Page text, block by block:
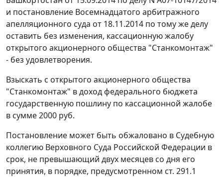
и постановление Восемнадцатого арбитражного
апелляционного суда от 18.11.2014 по тому же делу
оставить без изменения, кассационную жалобу
открытого акционерного общества "Станкомонтаж"
- без удовлетворения.
Взыскать с открытого акционерного общества
"Станкомонтаж" в доход федерального бюджета
государственную пошлину по кассационной жалобе
в сумме 2000 руб.
Постановление может быть обжаловано в Судебную
коллегию Верховного Суда Российской Федерации в
срок, не превышающий двух месяцев со дня его
принятия, в порядке, предусмотренном ст. 291.1